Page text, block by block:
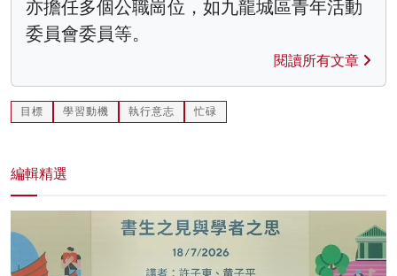
亦擔任多個公職崗位，如九龍城區青年活動
委員會委員等。
閱讀所有文章
目標 學習動機 執行意志 忙碌
編輯精選